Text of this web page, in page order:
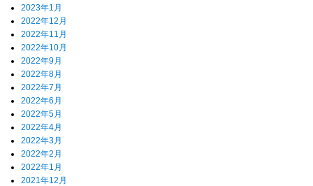
2023年1月
2022年12月
2022年11月
2022年10月
2022年9月
2022年8月
2022年7月
2022年6月
2022年5月
2022年4月
2022年3月
2022年2月
2022年1月
2021年12月